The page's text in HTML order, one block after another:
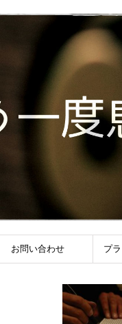
お問い合わせ プ